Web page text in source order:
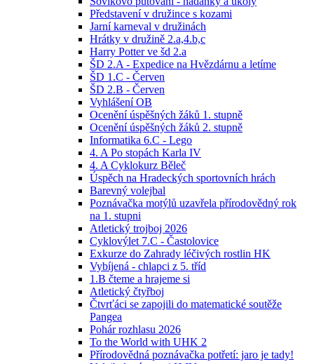
Představení v družince s kozami
Jarní karneval v družinách
Hrátky v družině 2.a,4.b,c
Harry Potter ve šd 2.a
ŠD 2.A - Expedice na Hvězdárnu a letíme
ŠD 1.C - Červen
ŠD 2.B - Červen
Vyhlášení OB
Ocenění úspěšných žáků 1. stupně
Ocenění úspěšných žáků 2. stupně
Informatika 6.C - Lego
4. A Po stopách Karla IV
4. A Cyklokurz Běleč
Úspěch na Hradeckých sportovních hrách
Barevný volejbal
Poznávačka motýlů uzavřela přírodovědný rok
na 1. stupni
Atletický trojboj 2026
Cyklovýlet 7.C - Častolovice
Exkurze do Zahrady léčivých rostlin HK
Vybíjená - chlapci z 5. tříd
1.B čteme a hrajeme si
Atletický čtyřboj
Čtvrťáci se zapojili do matematické soutěže
Pangea
Pohár rozhlasu 2026
To the World with UHK 2
Přírodovědná poznávačka potřetí: jaro je tady!